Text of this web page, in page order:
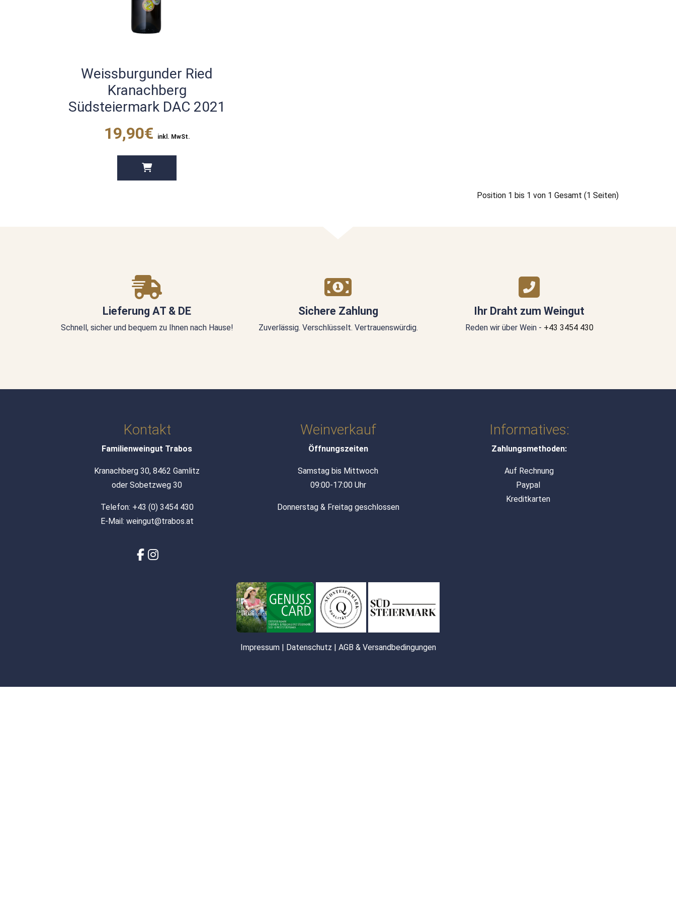
Weissburgunder Ried
Kranachberg
Südsteiermark DAC 2021
19,90€ inkl. MwSt.
Position 1 bis 1 von 1 Gesamt (1 Seiten)
Lieferung AT & DE
Schnell, sicher und bequem zu Ihnen nach Hause!
Sichere Zahlung
Zuverlässig. Verschlüsselt. Vertrauenswürdig.
Ihr Draht zum Weingut
Reden wir über Wein - +43 3454 430
Kontakt
Familienweingut Trabos
Kranachberg 30, 8462 Gamlitz
oder Sobetzweg 30
Telefon: +43 (0) 3454 430
E-Mail: weingut@trabos.at
Weinverkauf
Öffnungszeiten
Samstag bis Mittwoch
09:00-17:00 Uhr
Donnerstag & Freitag geschlossen
Informatives:
Zahlungsmethoden:
Auf Rechnung
Paypal
Kreditkarten
Impressum| Datenschutz | AGB & Versandbedingungen